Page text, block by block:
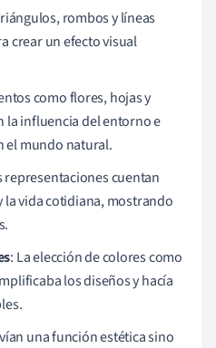
rombos y líneas
crear un efecto visual
como flores, hojas y
la influencia del entorno e
el mundo natural.
representaciones cuentan
vida cotidiana, mostrando
: La elección de colores como
los diseños y hacía
una función estética sino